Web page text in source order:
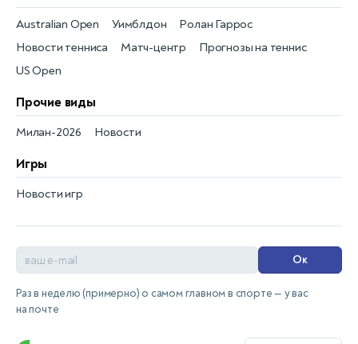
Новости тенниса
Australian Open
Матч-центр
Уимблдон
Прогнозы на теннис
Ролан Гаррос
US Open
Прочие виды
Новости
Милан-2026
Игры
Новости игр
Ок
Раз в неделю (примерно) о самом главном в спорте — у вас
на почте